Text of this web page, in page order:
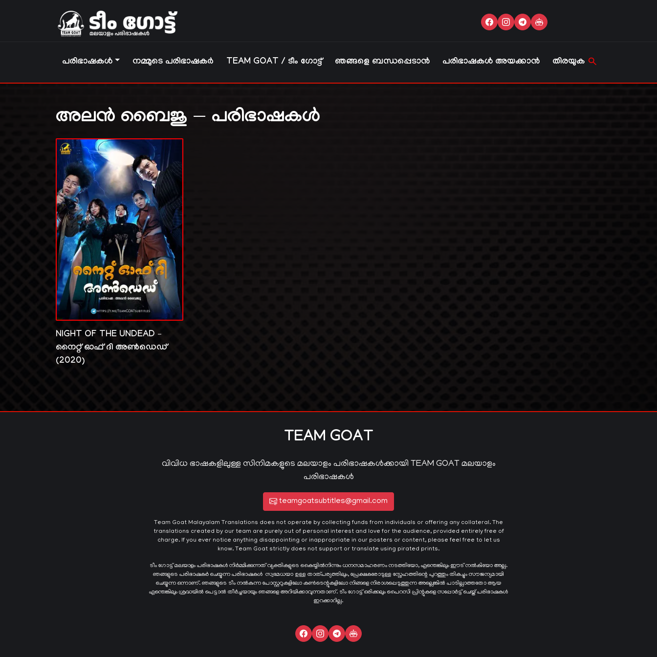
പരിഭാഷകൾ നമ്മുടെ പരിഭാഷകർ TEAM GOAT / ടീം ഗോട്ട് ഞങ്ങളെ ബന്ധപ്പെടാൻ പരിഭാഷകൾ അയക്കാൻ തിരയുക
അലൻ ബൈജു — പരിഭാഷകൾ
NIGHT OF THE UNDEAD –
നൈറ്റ്‌ ഓഫ് ദി അൺഡെഡ്
(2020)
TEAM GOAT
വിവിധ ഭാഷകളിലുള്ള സിനിമകളുടെ മലയാളം പരിഭാഷകൾക്കായി TEAM GOAT മലയാളം
പരിഭാഷകൾ
teamgoatsubtitles@gmail.com
Team Goat Malayalam Translations does not operate by collecting funds from individuals or offering any collateral. The
translations created by our team are purely out of personal interest and love for the audience, provided entirely free of
charge. If you ever notice anything disappointing or inappropriate in our posters or content, please feel free to let us
know. Team Goat strictly does not support or translate using pirated prints.
ടീം ഗോട്ട് മലയാളം പരിഭാഷകൾ നിർമ്മിക്കുന്നത് വ്യക്തികളുടെ കൈയ്യില്‍നിന്നും ധനസമാഹരണം നടത്തിയോ, എന്തെങ്കിലും ഈട് നൽകിയോ അല്ല.
ഞങ്ങളുടെ പരിഭാഷകർ ചെയ്യുന്ന പരിഭാഷകള്‍ സ്വമേധയാ ഉള്ള താത്പര്യത്തിലും, പ്രേക്ഷകരോടുള്ള സ്നേഹത്തിന്റെ പുറത്തും തികച്ചും സൗജന്യമായി
ചെയ്യുന്ന ഒന്നാണ്. ഞങ്ങളുടെ ടീം നൽകുന്ന പോസ്റ്ററുകളിലോ കൺടെന്റുകളിലോ നിങ്ങളെ നിരാശപ്പെടുത്തുന്ന അല്ലെങ്കിൽ പാടില്ലാത്തതോ ആയ
എന്തെങ്കിലും ശ്രദ്ധയിൽ പെട്ടാൽ തീർച്ചയായും ഞങ്ങളെ അറിയിക്കാവുന്നതാണ്. ടീം ഗോട്ട് ഒരിക്കലും പൈറസി പ്രിന്റുകളെ സപ്പോർട്ട് ചെയ്ത് പരിഭാഷകൾ
ഇറക്കാറില്ല.